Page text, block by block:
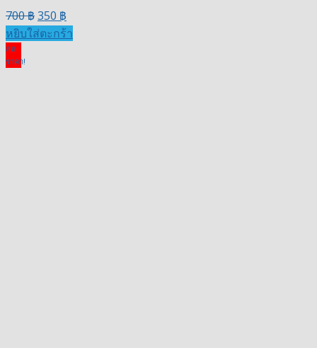
700฿350 ฿
หยิบใส่ตะกร้า
ลด
ราคา!